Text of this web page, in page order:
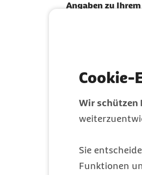
Cookie-
Wir schützen
Sie
Funktionen
Angaben zu
PC oder Laptop
Falls Sie ein